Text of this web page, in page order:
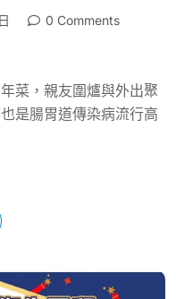
0 Comments
菜，親友圍爐與外出聚
是腸胃道傳染病流行高